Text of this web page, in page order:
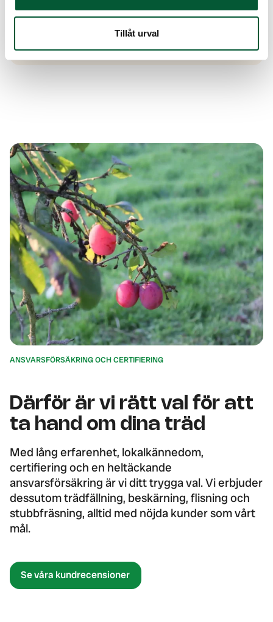
Tillåt urval
ANSVARSFÖRSÄKRING OCH CERTIFIERING
Därför är vi rätt val för att
ta hand om dina träd
Med lång erfarenhet, lokalkännedom,
certifiering och en heltäckande
ansvarsförsäkring är vi ditt trygga val. Vi erbjuder
dessutom trädfällning, beskärning, flisning och
stubbfräsning, alltid med nöjda kunder som vårt
mål.
Se våra kundrecensioner